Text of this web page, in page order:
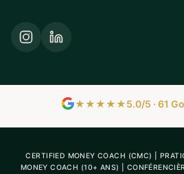
★★★★★5.0/5 · 61
CERTIFIED MONEY COACH (CMC) |
MONEY COACH (10+ ANS) |